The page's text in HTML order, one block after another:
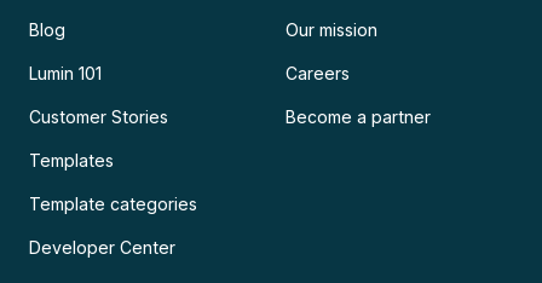
Blog
Lumin 101
Customer Stories
Templates
Template categories
Developer Center
Our mission
Careers
Become a partner